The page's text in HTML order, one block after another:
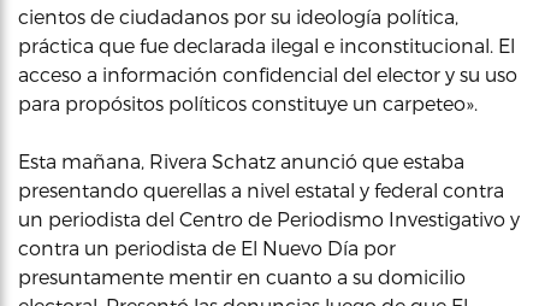
cientos de ciudadanos por su ideología política,
práctica que fue declarada ilegal e inconstitucional. El
acceso a información confidencial del elector y su uso
para propósitos políticos constituye un carpeteo».
Esta mañana, Rivera Schatz anunció que estaba
presentando querellas a nivel estatal y federal contra
un periodista del Centro de Periodismo Investigativo y
contra un periodista de El Nuevo Día por
presuntamente mentir en cuanto a su domicilio